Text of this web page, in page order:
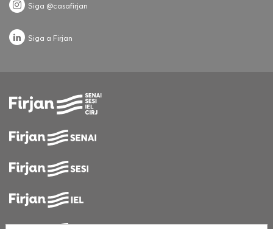
Siga @casafirjan
Siga a Firjan